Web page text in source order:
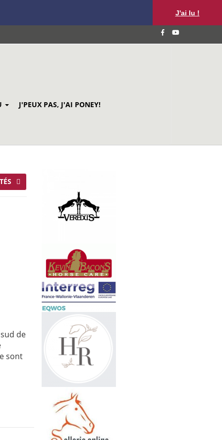
J'ai lu !
J'PEUX PAS, J'AI PONEY!
de
sont